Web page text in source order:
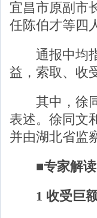
宜昌市原副市
任陈伯才等四
通报中均指
益，索取、收
其中，徐同
表述。徐同文
并由湖北省监
■专家解读
1 收受巨额